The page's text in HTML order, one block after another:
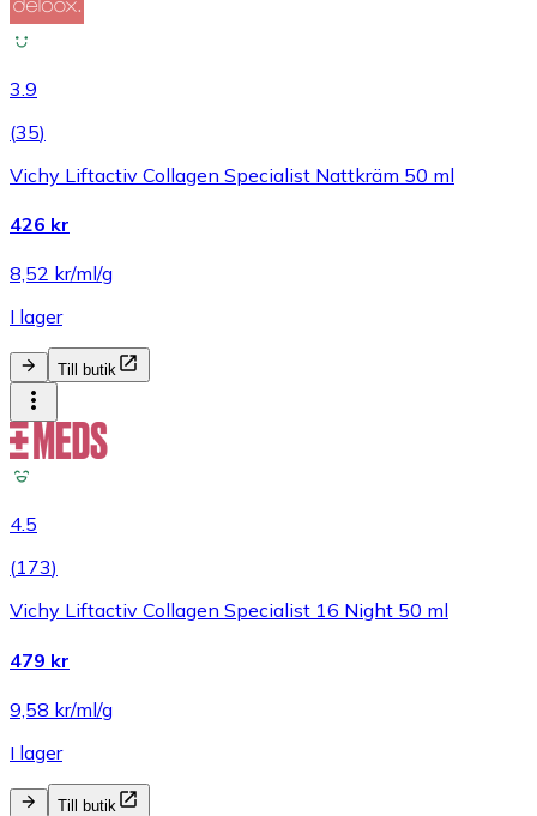
3.9
(35)
Vichy Liftactiv Collagen Specialist Nattkräm 50 ml
426 kr
8,52 kr/ml/g
I lager
Till butik
4.5
(173)
Vichy Liftactiv Collagen Specialist 16 Night 50 ml
479 kr
9,58 kr/ml/g
I lager
Till butik